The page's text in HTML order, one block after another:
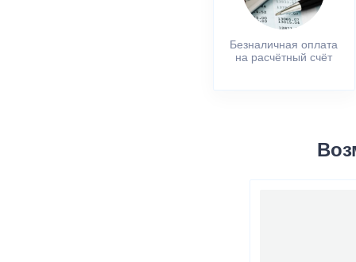
Безналичная оплата
на расчётный счёт